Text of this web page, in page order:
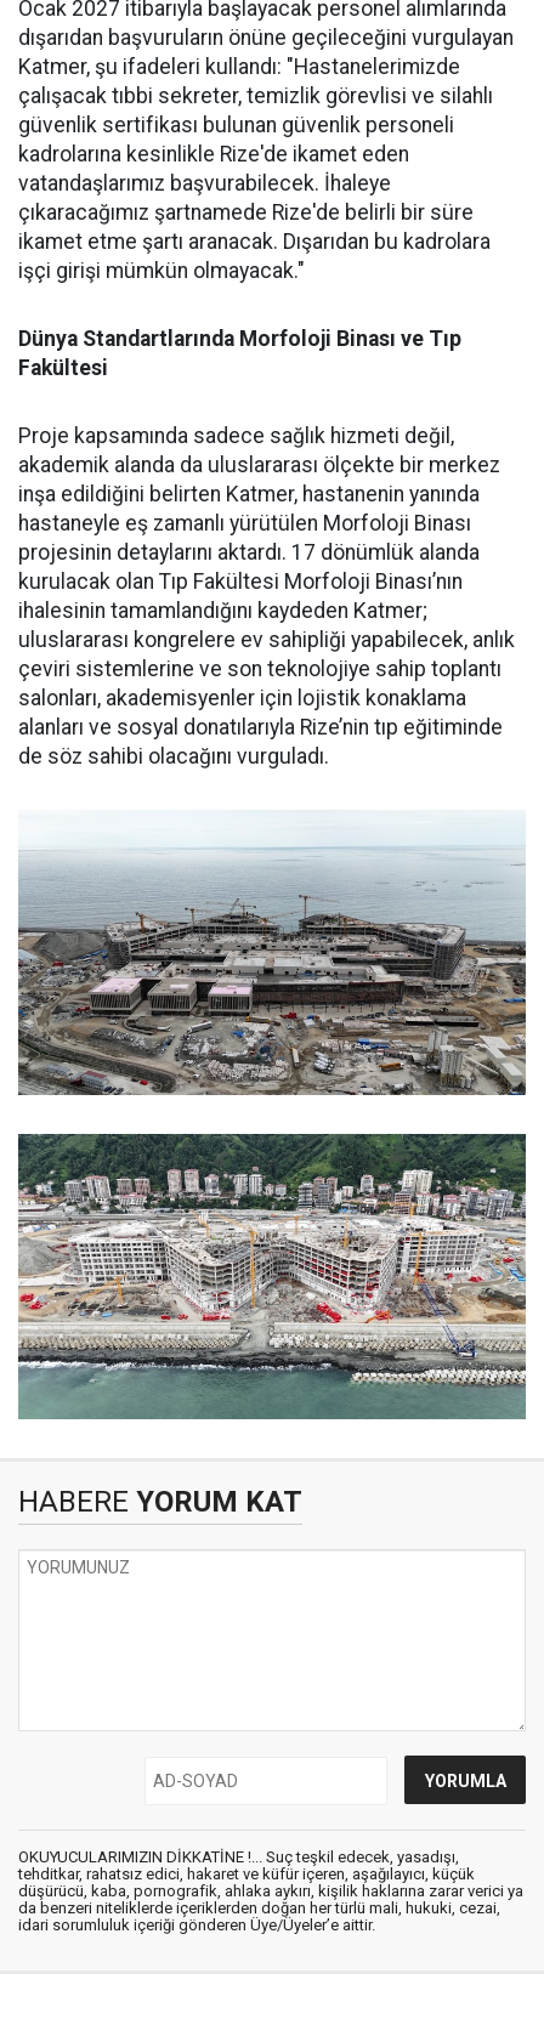
Ocak 2027 itibarıyla başlayacak personel alımlarında
dışarıdan başvuruların önüne geçileceğini vurgulayan
Katmer, şu ifadeleri kullandı: "Hastanelerimizde
çalışacak tıbbi sekreter, temizlik görevlisi ve silahlı
güvenlik sertifikası bulunan güvenlik personeli
kadrolarına kesinlikle Rize'de ikamet eden
vatandaşlarımız başvurabilecek. İhaleye
çıkaracağımız şartnamede Rize'de belirli bir süre
ikamet etme şartı aranacak. Dışarıdan bu kadrolara
işçi girişi mümkün olmayacak."
Dünya Standartlarında Morfoloji Binası ve Tıp
Fakültesi
Proje kapsamında sadece sağlık hizmeti değil,
akademik alanda da uluslararası ölçekte bir merkez
inşa edildiğini belirten Katmer, hastanenin yanında
hastaneyle eş zamanlı yürütülen Morfoloji Binası
projesinin detaylarını aktardı. 17 dönümlük alanda
kurulacak olan Tıp Fakültesi Morfoloji Binası’nın
ihalesinin tamamlandığını kaydeden Katmer;
uluslararası kongrelere ev sahipliği yapabilecek, anlık
çeviri sistemlerine ve son teknolojiye sahip toplantı
salonları, akademisyenler için lojistik konaklama
alanları ve sosyal donatılarıyla Rize’nin tıp eğitiminde
de söz sahibi olacağını vurguladı.
HABERE YORUM KAT
OKUYUCULARIMIZIN DİKKATİNE !... Suç teşkil edecek, yasadışı,
tehditkar, rahatsız edici, hakaret ve küfür içeren, aşağılayıcı, küçük
düşürücü, kaba, pornografik, ahlaka aykırı, kişilik haklarına zarar verici ya
da benzeri niteliklerde içeriklerden doğan her türlü mali, hukuki, cezai,
idari sorumluluk içeriği gönderen Üye/Üyeler’e aittir.